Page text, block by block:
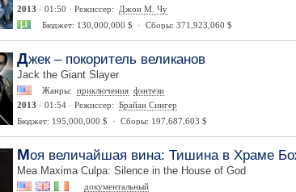
2013 · 01:50 · Режиссер:
Джон М. Чу
Бюджет: 130,000,000 $ · Сборы: 371,923,060 $
Джек – покоритель великанов
Jack the Giant Slayer
Жанры: приключения фэнтези
2013 · 01:54 · Режиссер: Брайан Сингер
Бюджет: 195,000,000 $ · Сборы: 197,687,603 $
Моя величайшая вина: Тишина в Храме
Mea Maxima Culpa: Silence in the House of God
документальный